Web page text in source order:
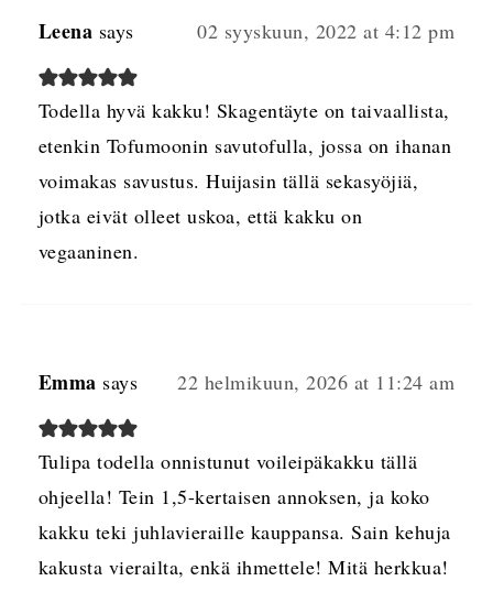
Leena says 02 syyskuun, 2022 at 4:12 pm
Todella hyvä kakku! Skagentäyte on taivaallista,
etenkin Tofumoonin savutofulla, jossa on ihanan
voimakas savustus. Huijasin tällä sekasyöjiä,
jotka eivät olleet uskoa, että kakku on
vegaaninen.
Emma says 22 helmikuun, 2026 at 11:24 am
Tulipa todella onnistunut voileipäkakku tällä
ohjeella! Tein 1,5-kertaisen annoksen, ja koko
kakku teki juhlavieraille kauppansa. Sain kehuja
kakusta vierailta, enkä ihmettele! Mitä herkkua!